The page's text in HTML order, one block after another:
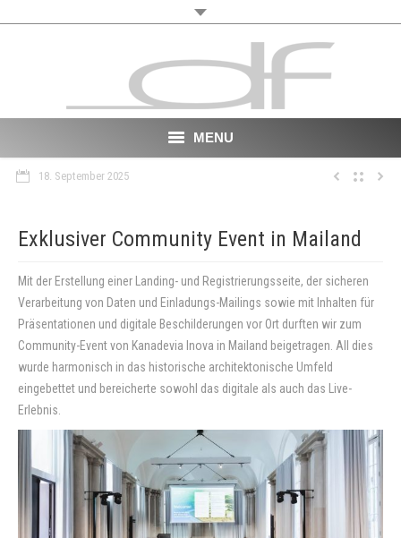
MENU
Film
Portfolio
News
Contact
18. September 2025
Exklusiver Community Event in Mailand
Mit der Erstellung einer Landing- und Registrierungsseite, der sicheren
Verarbeitung von Daten und Einladungs-Mailings sowie mit Inhalten für
Präsentationen und digitale Beschilderungen vor Ort durften wir zum
Community-Event von Kanadevia Inova in Mailand beigetragen. All dies
wurde harmonisch in das historische architektonische Umfeld
eingebettet und bereicherte sowohl das digitale als auch das Live-
Erlebnis.